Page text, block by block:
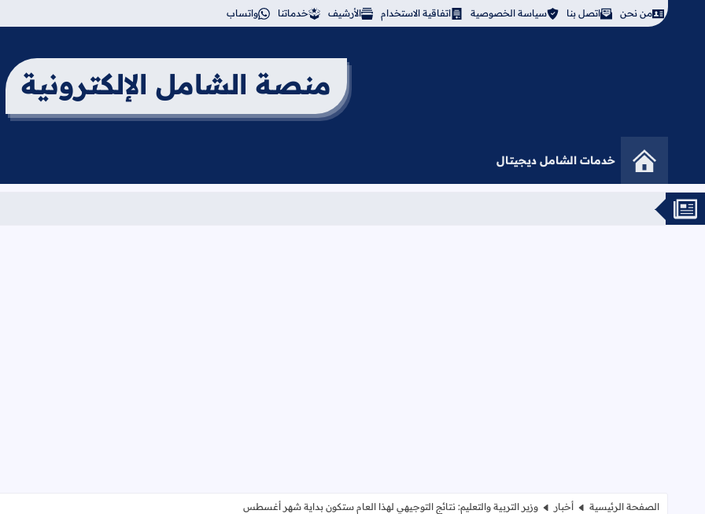
من نحن اتصل بنا سياسة الخصوصية اتفاقية الاستخدام الأرشيف خدماتنا واتساب
منصة الشامل الإلكترونية
خدمات الشامل ديجيتال
الصفحة الرئيسية أخبار وزير التربية والتعليم: نتائج التوجيهي لهذا العام ستكون بداية شهر أغسطس